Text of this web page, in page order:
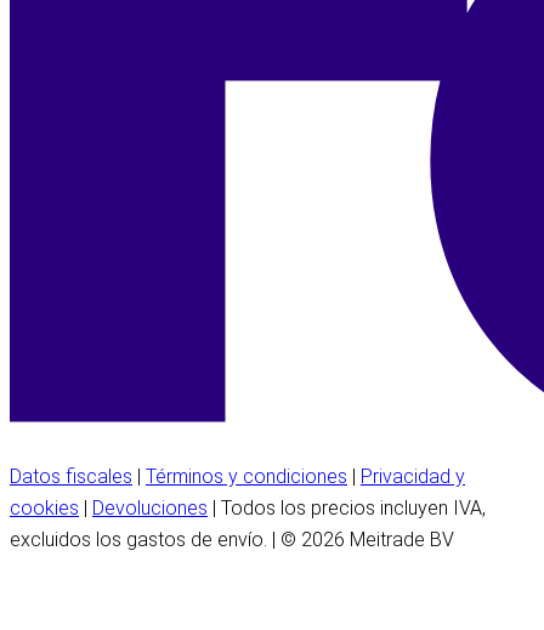
Datos fiscales | Términos y condiciones | Privacidad y
cookies | Devoluciones | Todos los precios incluyen IVA,
excluidos los gastos de envío. | © 2026 Meitrade BV